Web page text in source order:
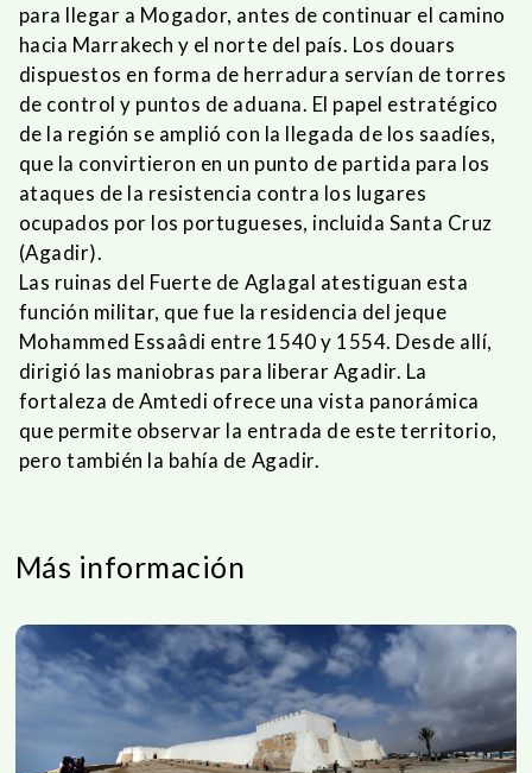
para llegar a Mogador, antes de continuar el camino
hacia Marrakech y el norte del país. Los douars
dispuestos en forma de herradura servían de torres
de control y puntos de aduana. El papel estratégico
de la región se amplió con la llegada de los saadíes,
que la convirtieron en un punto de partida para los
ataques de la resistencia contra los lugares
ocupados por los portugueses, incluida Santa Cruz
(Agadir).
Las ruinas del Fuerte de Aglagal atestiguan esta
función militar, que fue la residencia del jeque
Mohammed Essaâdi entre 1540 y 1554. Desde allí,
dirigió las maniobras para liberar Agadir. La
fortaleza de Amtedi ofrece una vista panorámica
que permite observar la entrada de este territorio,
pero también la bahía de Agadir.
Más información